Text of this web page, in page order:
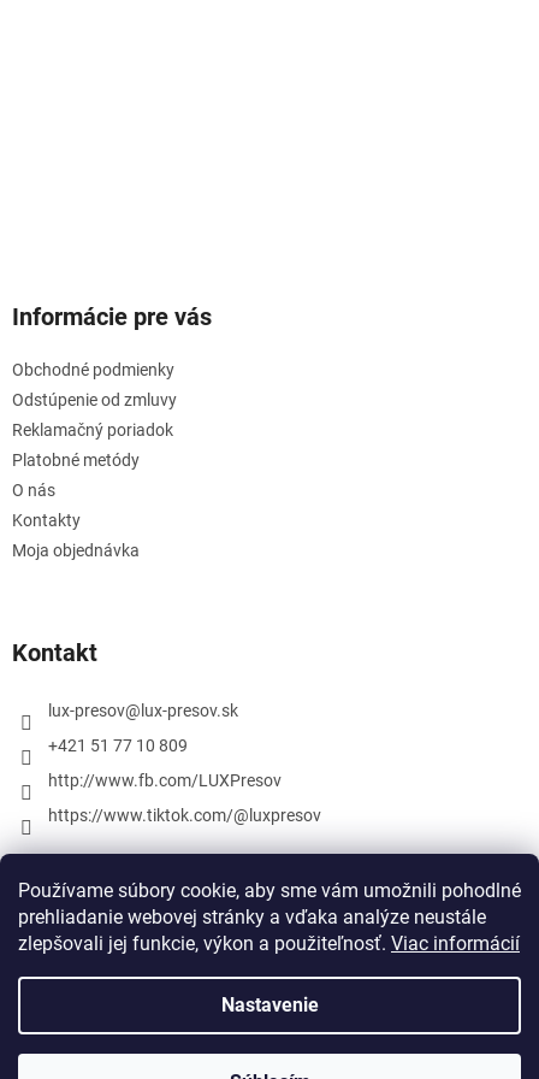
Používame súbory cookie, aby sme vám umožnili pohodlné
prehliadanie webovej stránky a vďaka analýze neustále
zlepšovali jej funkcie, výkon a použiteľnosť. Viac informácií
Nastavenie
Informácie pre vás
Obchodné podmienky
Odstúpenie od zmluvy
Reklamačný poriadok
Platobné metódy
O nás
Kontakty
Moja objednávka
Kontakt
lux-presov@ lux-presov.sk
+421 51 77 10 809
http://www.fb.com/LUXPresov
https://www.tiktok.com/@luxpresov
Vytvoril Shoptet